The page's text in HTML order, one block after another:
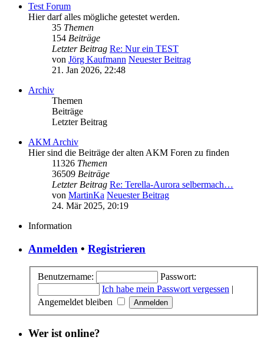
Test Forum
Hier darf alles mögliche getestet werden.
35 Themen
154 Beiträge
Letzter Beitrag Re: Nur ein TEST
von Jörg Kaufmann Neuester Beitrag
21. Jan 2026, 22:48
Archiv
Themen
Beiträge
Letzter Beitrag
AKM Archiv
Hier sind die Beiträge der alten AKM Foren zu finden
11326 Themen
36509 Beiträge
Letzter Beitrag Re: Terella-Aurora selbermach…
von MartinKa Neuester Beitrag
24. Mär 2025, 20:19
Information
Anmelden • Registrieren
Benutzername:
Passwort:
Ich habe mein Passwort vergessen |
Angemeldet bleiben
Wer ist online?